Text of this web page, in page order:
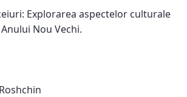
Explorarea aspectelor culturale
Nou Vechi.